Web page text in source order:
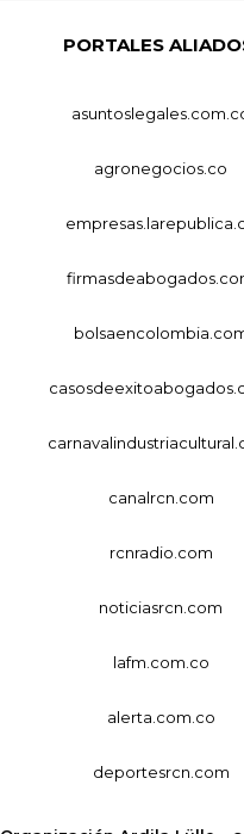
PORTALES
agronegocios.co
canalrcn.com
rcnradio.com
noticiasrcn.com
lafm.com.co
alerta.com.co
deportesrcn.com